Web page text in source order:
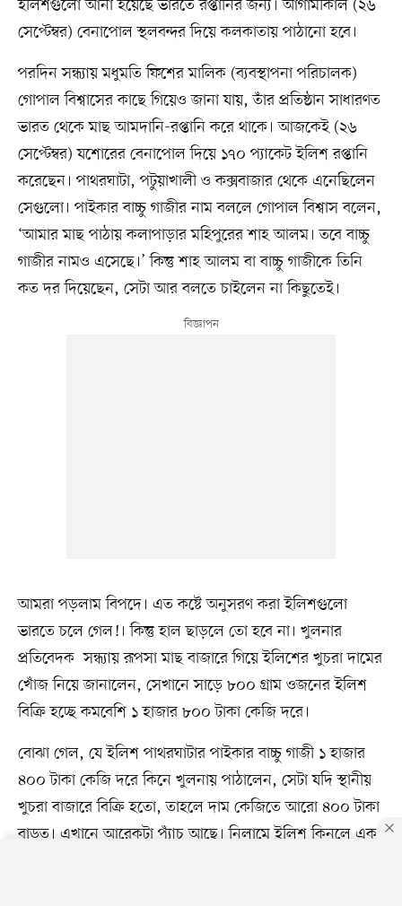
ইলিশগুলো আনা হয়েছে ভারতে রপ্তানির জন্য। আগামীকাল (২৬
সেপ্টেম্বর) বেনাপোল স্থলবন্দর দিয়ে কলকাতায় পাঠানো হবে।
পরদিন সন্ধ্যায় মধুমতি ফিশের মালিক (ব্যবস্থাপনা পরিচালক)
গোপাল বিশ্বাসের কাছে গিয়েও জানা যায়, তাঁর প্রতিষ্ঠান সাধারণত
ভারত থেকে মাছ আমদানি-রপ্তানি করে থাকে। আজকেই (২৬
সেপ্টেম্বর) যশোরের বেনাপোল দিয়ে ১৭০ প্যাকেট ইলিশ রপ্তানি
করেছেন। পাথরঘাটা, পটুয়াখালী ও কক্সবাজার থেকে এনেছিলেন
সেগুলো। পাইকার বাচ্চু গাজীর নাম বললে গোপাল বিশ্বাস বলেন,
‘আমার মাছ পাঠায় কলাপাড়ার মহিপুরের শাহ আলম। তবে বাচ্চু
গাজীর নামও এসেছে।’ কিন্তু শাহ আলম বা বাচ্চু গাজীকে তিনি
কত দর দিয়েছেন, সেটা আর বলতে চাইলেন না কিছুতেই।
আমরা পড়লাম বিপদে। এত কষ্টে অনুসরণ করা ইলিশগুলো
ভারতে চলে গেল!। কিন্তু হাল ছাড়লে তো হবে না। খুলনার
প্রতিবেদক সন্ধ্যায় রূপসা মাছ বাজারে গিয়ে ইলিশের খুচরা দামের
খোঁজ নিয়ে জানালেন, সেখানে সাড়ে ৮০০ গ্রাম ওজনের ইলিশ
বিক্রি হচ্ছে কমবেশি ১ হাজার ৮০০ টাকা কেজি দরে।
বোঝা গেল, যে ইলিশ পাথরঘাটার পাইকার বাচ্চু গাজী ১ হাজার
৪০০ টাকা কেজি দরে কিনে খুলনায় পাঠালেন, সেটা যদি স্থানীয়
খুচরা বাজারে বিক্রি হতো, তাহলে দাম কেজিতে আরো ৪০০ টাকা
বাড়ত। এখানে আরেকটা প্যাঁচ আছে। নিলামে ইলিশ কিনলে এক